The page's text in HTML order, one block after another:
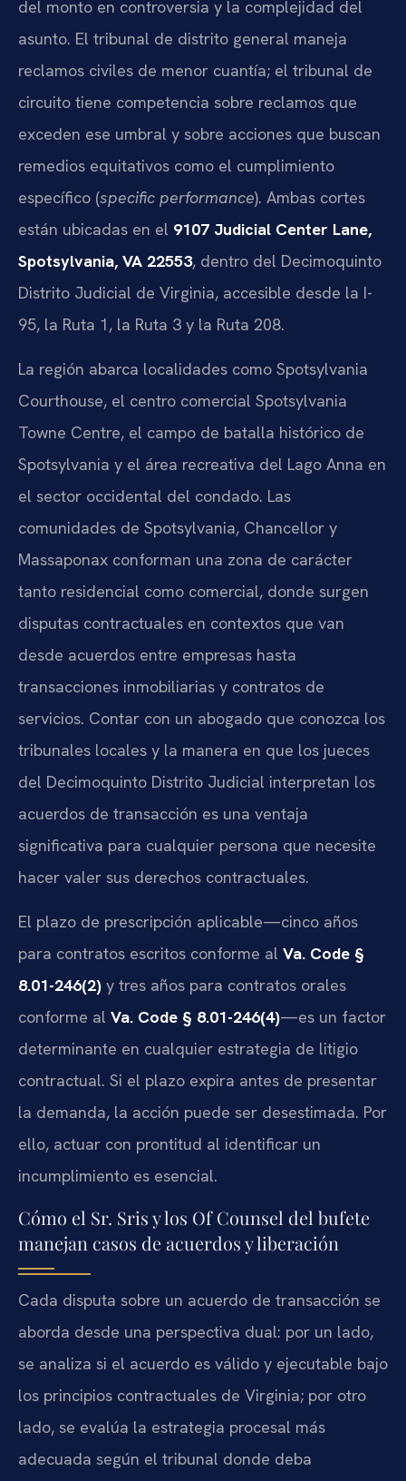
del monto en controversia y la complejidad del
asunto. El tribunal de distrito general maneja
reclamos civiles de menor cuantía; el tribunal de
circuito tiene competencia sobre reclamos que
exceden ese umbral y sobre acciones que buscan
remedios equitativos como el cumplimiento
específico (specific performance). Ambas cortes
están ubicadas en el 9107 Judicial Center Lane,
Spotsylvania, VA 22553, dentro del Decimoquinto
Distrito Judicial de Virginia, accesible desde la I-
95, la Ruta 1, la Ruta 3 y la Ruta 208.
La región abarca localidades como Spotsylvania
Courthouse, el centro comercial Spotsylvania
Towne Centre, el campo de batalla histórico de
Spotsylvania y el área recreativa del Lago Anna en
el sector occidental del condado. Las
comunidades de Spotsylvania, Chancellor y
Massaponax conforman una zona de carácter
tanto residencial como comercial, donde surgen
disputas contractuales en contextos que van
desde acuerdos entre empresas hasta
transacciones inmobiliarias y contratos de
servicios. Contar con un abogado que conozca los
tribunales locales y la manera en que los jueces
del Decimoquinto Distrito Judicial interpretan los
acuerdos de transacción es una ventaja
significativa para cualquier persona que necesite
hacer valer sus derechos contractuales.
El plazo de prescripción aplicable—cinco años
para contratos escritos conforme al Va. Code §
8.01-246(2) y tres años para contratos orales
conforme al Va. Code § 8.01-246(4)—es un factor
determinante en cualquier estrategia de litigio
contractual. Si el plazo expira antes de presentar
la demanda, la acción puede ser desestimada. Por
ello, actuar con prontitud al identificar un
incumplimiento es esencial.
Cómo el Sr. Sris y los Of Counsel del bufete
manejan casos de acuerdos y liberación
Cada disputa sobre un acuerdo de transacción se
aborda desde una perspectiva dual: por un lado,
se analiza si el acuerdo es válido y ejecutable bajo
los principios contractuales de Virginia; por otro
lado, se evalúa la estrategia procesal más
adecuada según el tribunal donde deba